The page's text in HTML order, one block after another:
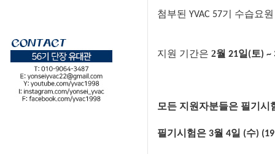
첨부된 YVAC 57기 수습요원
지원 기간은 2월 21일 (토) ~
모든 지원자분들은 필기시
필기시험은 3월 4일 (수)